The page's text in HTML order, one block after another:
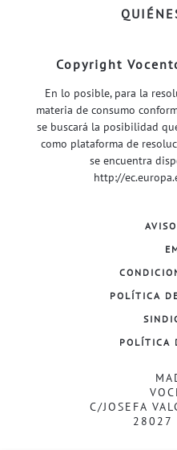
Copyright
En lo posible, para la
materia de consumo
se buscará la posibilidad
como plataforma de
se encuentra
http://
POLÍTICA
POLÍTICA
C/JOSEFA
28027